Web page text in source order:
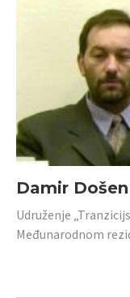
Damir
Udruženje
Međunarodnom